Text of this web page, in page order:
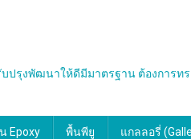
รุงพัฒนาให้ดีมีมาตรฐาน ต้องการท
Epoxy พื้นพียู แกลลอรี่